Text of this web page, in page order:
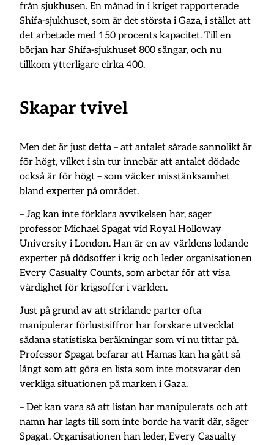
från sjukhusen. En månad in i kriget rapporterade
Shifa-sjukhuset, som är det största i Gaza, i stället att
det arbetade med 150 procents kapacitet. Till en
början har Shifa-sjukhuset 800 sängar, och nu
tillkom ytterligare cirka 400.
Skapar tvivel
Men det är just detta – att antalet sårade sannolikt är
för högt, vilket i sin tur innebär att antalet dödade
också är för högt – som väcker misstänksamhet
bland experter på området.
– Jag kan inte förklara avvikelsen här, säger
professor Michael Spagat vid Royal Holloway
University i London. Han är en av världens ledande
experter på dödsoffer i krig och leder organisationen
Every Casualty Counts, som arbetar för att visa
värdighet för krigsoffer i världen.
Just på grund av att stridande parter ofta
manipulerar förlustsiffror har forskare utvecklat
sådana statistiska beräkningar som vi nu tittar på.
Professor Spagat befarar att Hamas kan ha gått så
långt som att göra en lista som inte motsvarar den
verkliga situationen på marken i Gaza.
– Det kan vara så att listan har manipulerats och att
namn har lagts till som inte borde ha varit där, säger
Spagat. Organisationen han leder, Every Casualty